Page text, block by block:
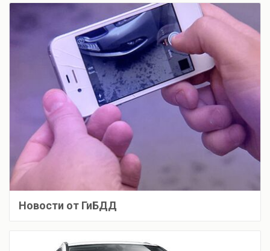
Новости от ГиБДД